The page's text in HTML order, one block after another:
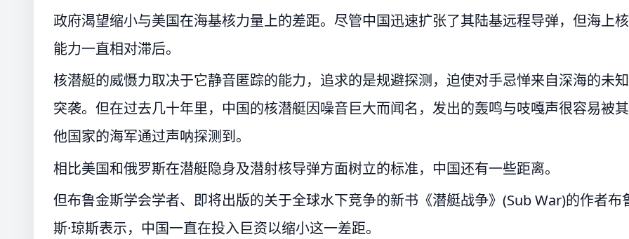
政府渴望缩小与美国在海基核力量上的差距。尽管中国迅速扩张了其陆基远程导弹，但海上核
能力一直相对滞后。
核潜艇的威慑力取决于它静音匿踪的能力，追求的是规避探测，迫使对手忌惮来自深海的未知
突袭。但在过去几十年里，中国的核潜艇因噪音巨大而闻名，发出的轰鸣与吱嘎声很容易被其
他国家的海军通过声呐探测到。
相比美国和俄罗斯在潜艇隐身及潜射核导弹方面树立的标准，中国还有一些距离。
但布鲁金斯学会学者、即将出版的关于全球水下竞争的新书《潜艇战争》(Sub War)的作者布
斯·琼斯表示，中国一直在投入巨资以缩小这一差距。